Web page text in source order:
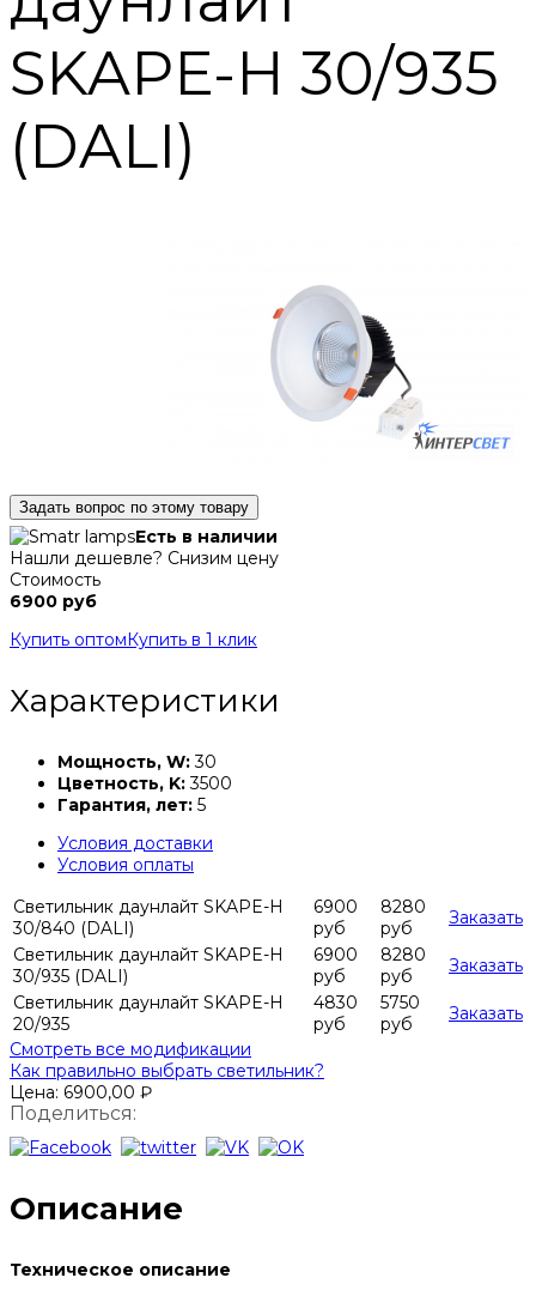
SKAPE-H 30/935
(DALI)
Задать вопрос по этому товару
Есть в наличии
Нашли дешевле? Снизим цену
Стоимость
6900 руб
Купить оптом Купить в 1 клик
Характеристики
Мощность, W:30
Цветность, K:3500
Гарантия, лет: 5
Условия доставки
Условия оплаты
Светильник даунлайт SKAPE-H
30/840 (DALI)
6900
руб
8280
руб
Заказать
Светильник даунлайт SKAPE-H
30/935 (DALI)
6900
руб
8280
руб
Заказать
Светильник даунлайт SKAPE-H
20/935
4830
руб
5750
руб
Заказать
Смотреть все модификации
Как правильно выбрать светильник?
Цена: 6900,00 ₽
Поделиться:
Описание
Техническое описание